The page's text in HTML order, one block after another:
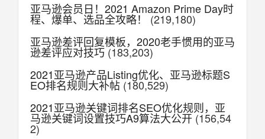
亚马逊会员日！2021 Amazon Prime Day时
程、爆单、选品全攻略！
(219,180)
亚马逊差评回复模板，2020老手惯用的亚马
逊差评应对技巧(183,203)
2021亚马逊产品Listing优化、亚马逊标题S
EO排名规则大补帖 (180,529)
2021亚马逊关键词排名SEO优化规则，亚
马逊关键词设置技巧A9算法大公开(156,54
2)